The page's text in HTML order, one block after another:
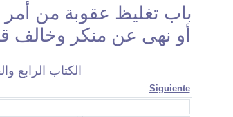
باب تغليظ عقوبة من
أو نهى عن منكر وخالف
الكتاب الرابع
Siguiente